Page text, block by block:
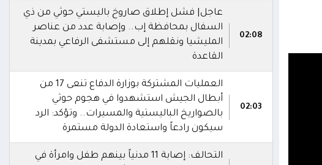
02:08
عاجل| فشل إطلاق صاروخ باليستي حوثي من ذي
السفال بمحافظة إب.. وإصابة عدد من عناصر
المليشيا ونقلهم إلى مستشفى الرفاعي بمدينة
القاعدة
02:03
العمليات المشتركة بوزارة الدفاع تنعى 17 من
أبطال الجيش استشهدوا في هجوم حوثي
بالصواريخ الباليستية والمسيرات.. وتؤكد: الرد
سيكون رادعاً واستعادة الدولة مستمرة
التحالف: إصابة 11 مدنياً بينهم طفل وامرأة في